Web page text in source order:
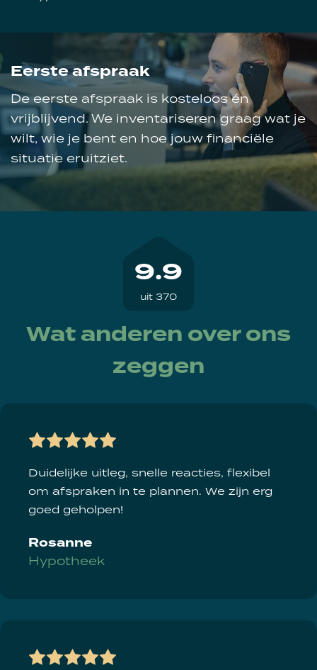
Eerste afspraak
De eerste afspraak is kosteloos én
vrijblijvend. We inventariseren graag wat je
wilt, wie je bent en hoe jouw financiële
situatie eruitziet.
9.9
uit 370
Wat anderen over ons
zeggen
Duidelijke uitleg, snelle reacties, flexibel
om afspraken in te plannen. We zijn erg
goed geholpen!
Rosanne
Hypotheek